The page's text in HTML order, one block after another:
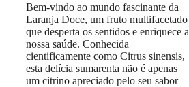
Bem-vindo ao mundo fascinante da
Laranja Doce, um fruto multifacetado
que desperta os sentidos e enriquece a
nossa saúde. Conhecida
cientificamente como Citrus sinensis,
esta delícia sumarenta não é apenas
um citrino apreciado pelo seu sabor